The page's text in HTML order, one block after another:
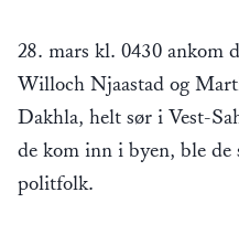
28. mars kl. 0430 ankom
Willoch Njaastad og
Dakhla, helt sør i Vest-
de kom inn i byen, ble de
politfolk.